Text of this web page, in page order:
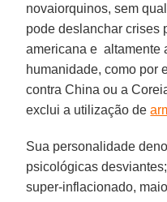
novaiorquinos, sem
pode deslanchar crises
americana e altamente
humanidade, como por
contra China ou a
exclui a utilização de
Sua personalidade
psicológicas
super-inflacionado,